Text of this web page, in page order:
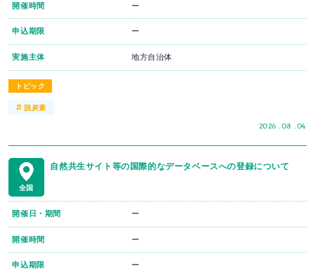
トピック
2026 . 08 . 04
開催時間 ー
申込期限 ー
実施主体 地方自治体
#脱炭素
全国
自然共生サイト等の国際的なデータベースへの登録について
開催日・期間 ー
開催時間 ー
申込期限 ー